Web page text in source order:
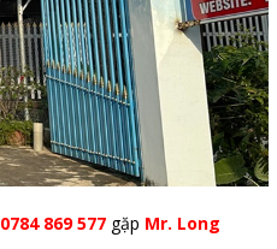
0784 869 577 gặp Mr. Long